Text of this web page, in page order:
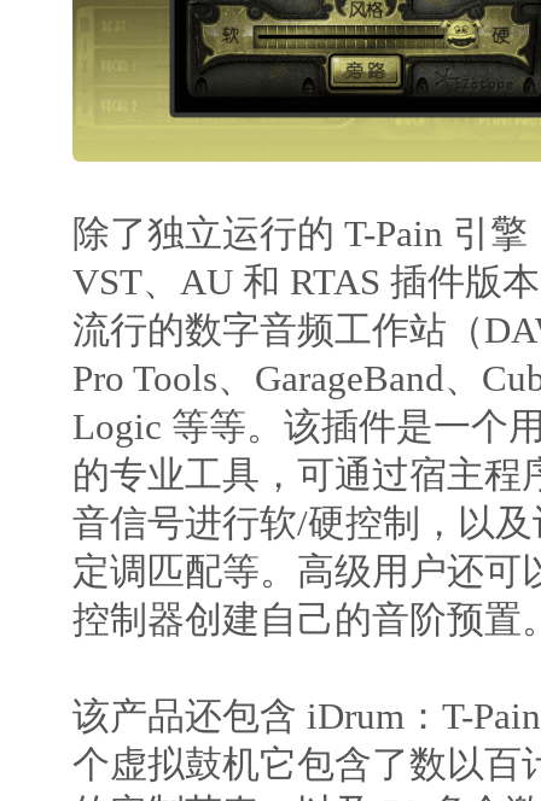
除了独立运行的 T-Pain 引
VST、AU 和 RTAS 插件版
流行的数字音频工作站（
Pro Tools、GarageBand、
Logic 等等。该插件是一个
的专业工具，可通过宿主程
音信号进行软/硬控制，以
定调匹配等。高级用户还可
控制器创建自己的音阶预置
该产品还包含 iDrum：T-
个虚拟鼓机它包含了数以百